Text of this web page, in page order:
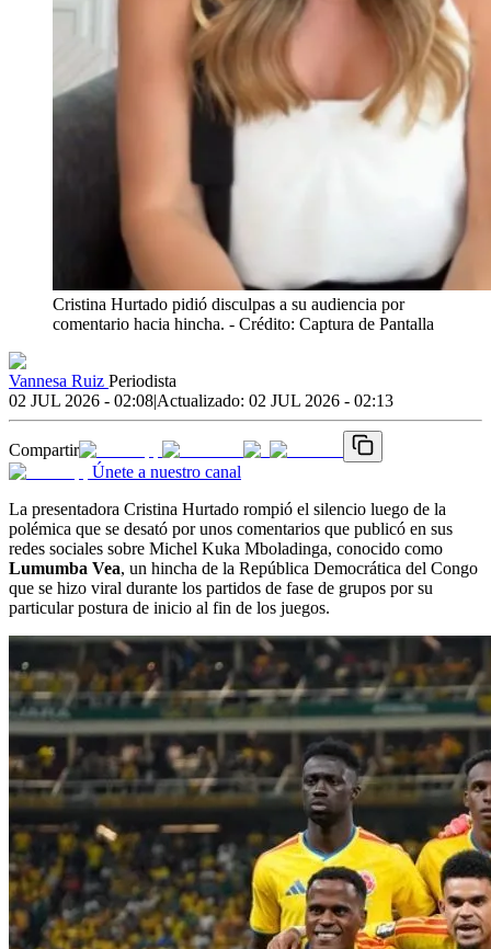
Cristina Hurtado pidió disculpas a su audiencia por
comentario hacia hincha. - Crédito: Captura de Pantalla
Vannesa Ruiz Periodista
02 JUL 2026 - 02:08|Actualizado: 02 JUL 2026 - 02:13
Compartir
Únete a nuestro canal
La presentadora Cristina Hurtado rompió el silencio luego de la
polémica que se desató por unos comentarios que publicó en sus
redes sociales sobre Michel Kuka Mboladinga, conocido como
Lumumba Vea, un hincha de la República Democrática del Congo
que se hizo viral durante los partidos de fase de grupos por su
particular postura de inicio al fin de los juegos.